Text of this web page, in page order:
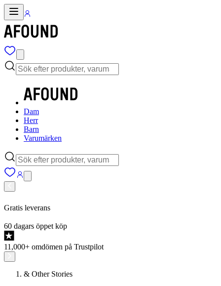
Dam
Herr
Barn
Varumärken
Gratis leverans
60 dagars öppet köp
11,000+ omdömen på Trustpilot
& Other Stories